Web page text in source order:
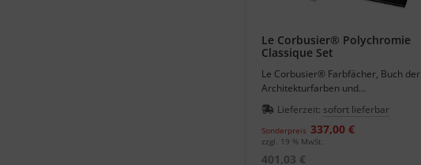
Le Corbusier® Polychromie
Classique Set
Le Corbusier® Farbfächer, Buch der
Architekturfarben und
Farbenklaviaturen in einem Set.
Lieferzeit: sofort lieferbar
Sonderpreis 337,00 €
zzgl. 19 % MwSt.
401,03 €